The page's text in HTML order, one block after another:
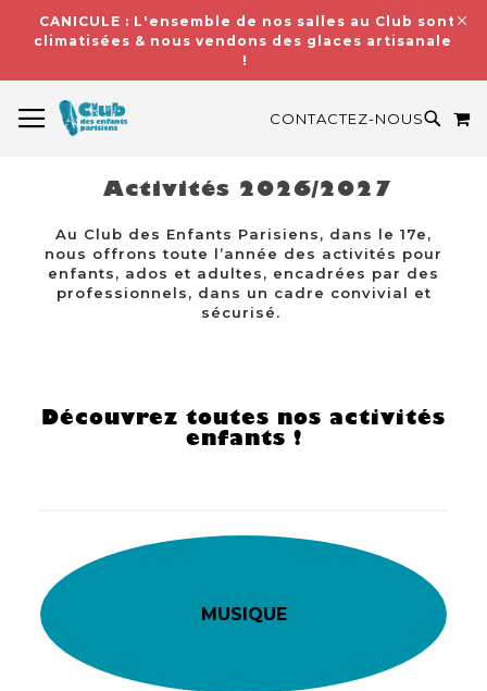
CANICULE : L'ensemble de nos salles au Club sont
climatisées & nous vendons des glaces artisanales
!
CONTACTEZ-NOUS
Activités 2026/2027
Au Club des Enfants Parisiens, dans le 17e,
nous offrons toute l’année des activités pour
enfants, ados et adultes, encadrées par des
professionnels, dans un cadre convivial et
sécurisé.
Découvrez toutes nos activités
enfants !
MUSIQUE